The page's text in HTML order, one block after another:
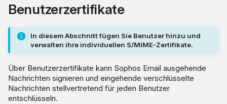
Benutzerzertifikate
In diesem Abschnitt fügen Sie Benutzer hinzu und
verwalten ihre individuellen S/MIME-Zertifikate.
Über Benutzerzertifikate kann Sophos Email ausgehende
Nachrichten signieren und eingehende verschlüsselte
Nachrichten stellvertretend für jeden Benutzer
entschlüsseln.